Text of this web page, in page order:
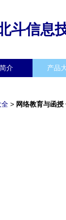
斗信息
介 产品
全 > 网络教育与函